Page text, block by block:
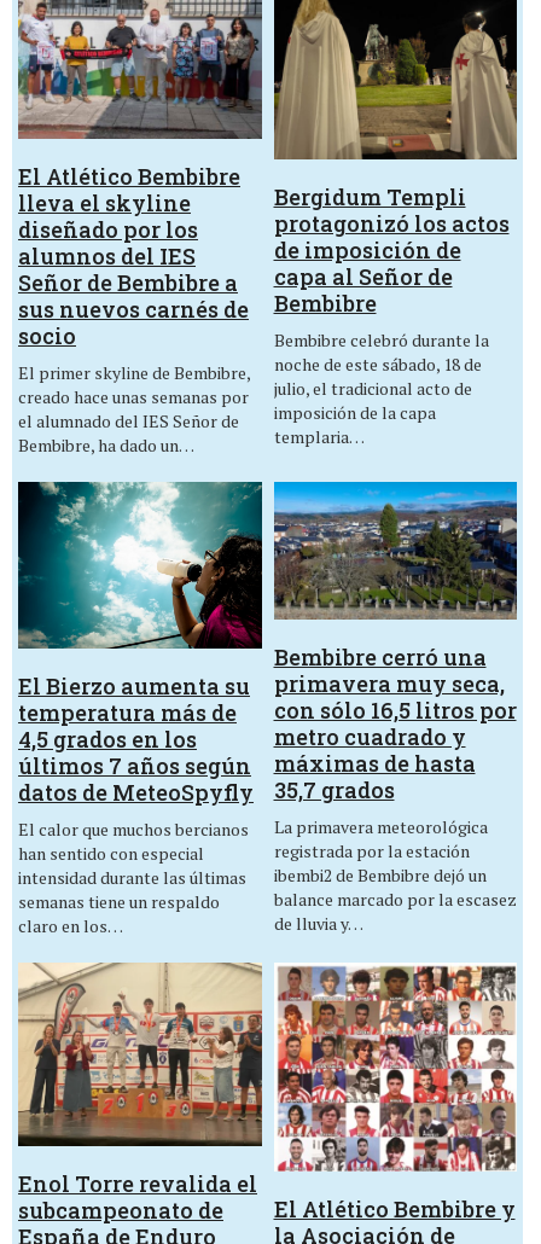
El Atlético Bembibre
lleva el skyline
diseñado por los
alumnos del IES
Señor de Bembibre a
sus nuevos carnés de
socio
El primer skyline de Bembibre,
creado hace unas semanas por
el alumnado del IES Señor de
Bembibre, ha dado un…
Bergidum Templi
protagonizó los actos
de imposición de
capa al Señor de
Bembibre
Bembibre celebró durante la
noche de este sábado, 18 de
julio, el tradicional acto de
imposición de la capa
templaria…
El Bierzo aumenta su
temperatura más de
4,5 grados en los
últimos 7 años según
datos de MeteoSpyfly
El calor que muchos bercianos
han sentido con especial
intensidad durante las últimas
semanas tiene un respaldo
claro en los…
Bembibre cerró una
primavera muy seca,
con sólo 16,5 litros por
metro cuadrado y
máximas de hasta
35,7 grados
La primavera meteorológica
registrada por la estación
ibembi2 de Bembibre dejó un
balance marcado por la escasez
de lluvia y…
Enol Torre revalida el
subcampeonato de
España de Enduro
El Atlético Bembibre y
la Asociación de